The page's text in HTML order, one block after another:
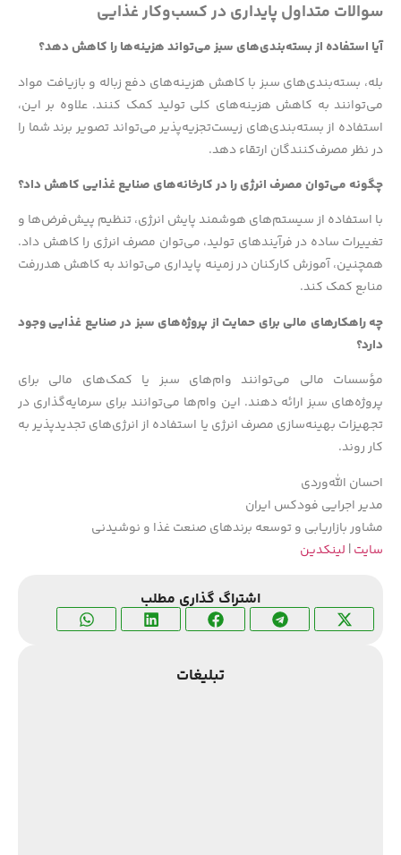
سوالات متداول پایداری در کسب‌وکار غذایی
آیا استفاده از بسته‌بندی‌های سبز می‌تواند هزینه‌ها را کاهش دهد؟
بله، بسته‌بندی‌های سبز با کاهش هزینه‌های دفع زباله و بازیافت مواد
می‌توانند به کاهش هزینه‌های کلی تولید کمک کنند. علاوه بر این،
استفاده از بسته‌بندی‌های زیست‌تجزیه‌پذیر می‌تواند تصویر برند شما را
در نظر مصرف‌کنندگان ارتقاء دهد.
چگونه می‌توان مصرف انرژی را در کارخانه‌های صنایع غذایی کاهش داد؟
با استفاده از سیستم‌های هوشمند پایش انرژی، تنظیم پیش‌فرض‌ها و
تغییرات ساده در فرآیندهای تولید، می‌توان مصرف انرژی را کاهش داد.
همچنین، آموزش کارکنان در زمینه پایداری می‌تواند به کاهش هدررفت
منابع کمک کند.
چه راهکارهای مالی برای حمایت از پروژه‌های سبز در صنایع غذایی وجود
دارد؟
مؤسسات مالی می‌توانند وام‌های سبز یا کمک‌های مالی برای
پروژه‌های سبز ارائه دهند. این وام‌ها می‌توانند برای سرمایه‌گذاری در
تجهیزات بهینه‌سازی مصرف انرژی یا استفاده از انرژی‌های تجدیدپذیر به
کار روند.
احسان الله‌وردی
مدیر اجرایی فودکس ایران
مشاور بازاریابی و توسعه برندهای صنعت غذا و نوشیدنی
سایت| لینکدین
اشتراگ گذاری مطلب
تبلیغات